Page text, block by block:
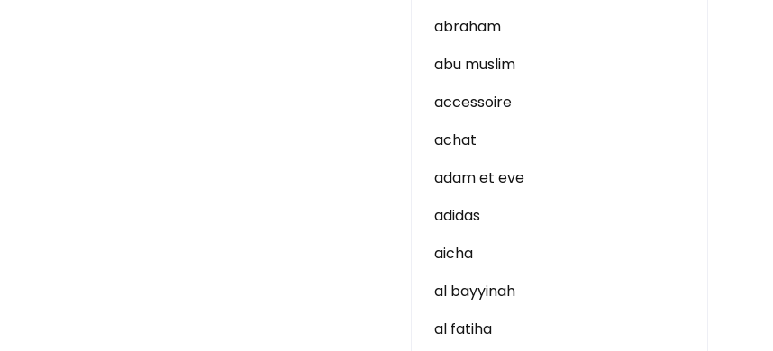
abraham
abu muslim
accessoire
achat
adam et eve
adidas
aicha
al bayyinah
al fatiha